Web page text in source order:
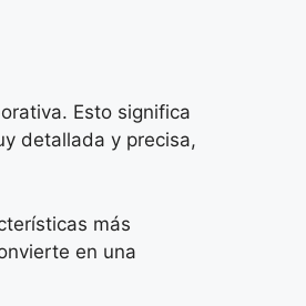
Esto significa
detallada y precisa,
más
en una